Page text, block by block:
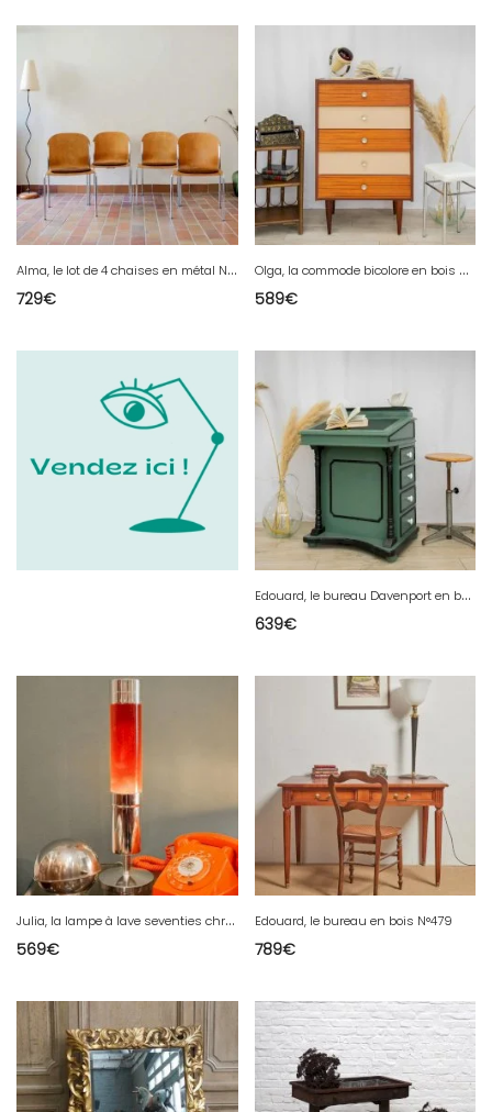
A
lma, le lot de 4 chaises en métal N°539
729€
O
lga, la commode bicolore en bois N°367
589€
E
douard, le bureau Davenport en bois N°541
639€
J
ulia, la lampe à lave seventies chromée N°650
569€
Edouard, le bureau en bois N°479
789€